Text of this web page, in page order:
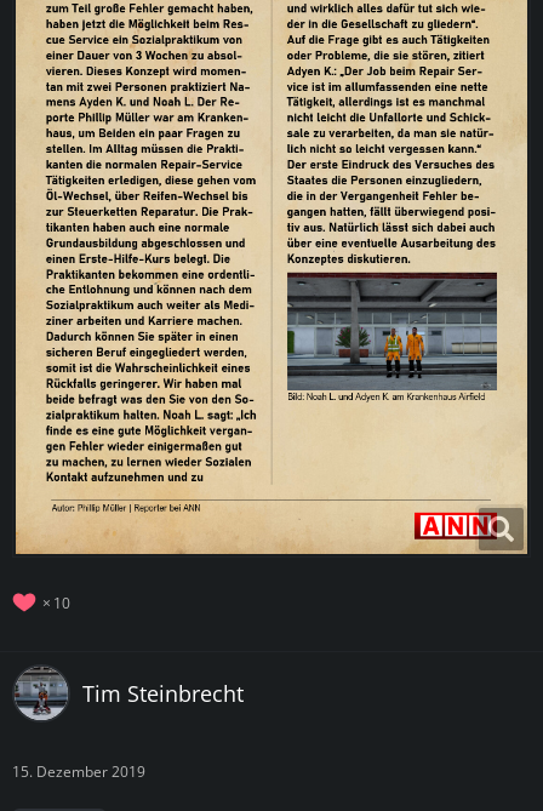
10
Tim Steinbrecht
15. Dezember 2019